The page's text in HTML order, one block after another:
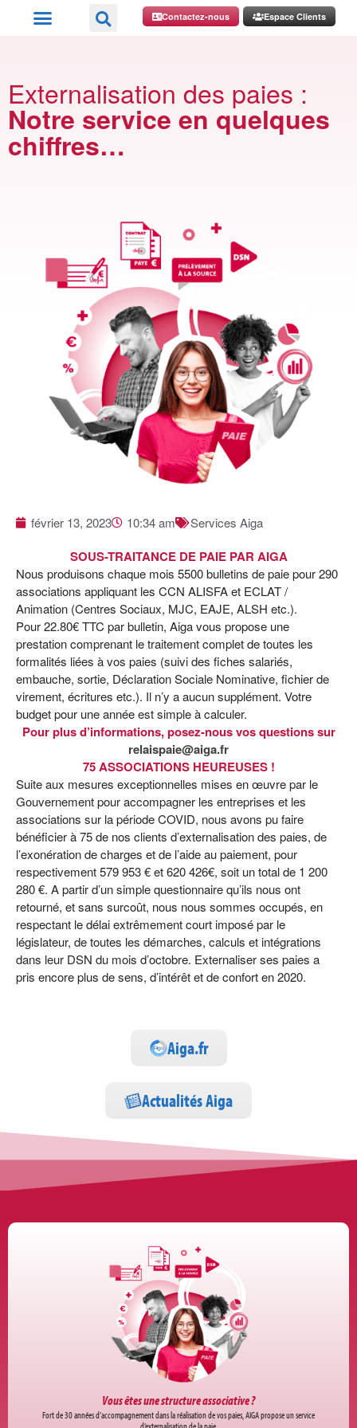
Contactez-nous Espace Clients
Externalisation des paies :
Notre service en quelques
chiffres…
février 13, 2023 10:34 am Services Aiga
SOUS-TRAITANCE DE PAIE PAR AIGA
Nous produisons chaque mois 5500 bulletins de paie pour 290
associations appliquant les CCN ALISFA et ECLAT /
Animation (Centres Sociaux, MJC, EAJE, ALSH etc.).
Pour 22.80€ TTC par bulletin, Aiga vous propose une
prestation comprenant le traitement complet de toutes les
formalités liées à vos paies (suivi des fiches salariés,
embauche, sortie, Déclaration Sociale Nominative, fichier de
virement, écritures etc.). Il n’y a aucun supplément. Votre
budget pour une année est simple à calculer.
Pour plus d’informations, posez-nous vos questions sur
relaispaie@aiga.fr
75 ASSOCIATIONS HEUREUSES !
Suite aux mesures exceptionnelles mises en œuvre par le
Gouvernement pour accompagner les entreprises et les
associations sur la période COVID, nous avons pu faire
bénéficier à 75 de nos clients d’externalisation des paies, de
l’exonération de charges et de l’aide au paiement, pour
respectivement 579 953 € et 620 426€, soit un total de 1 200
280 €. A partir d’un simple questionnaire qu’ils nous ont
retourné, et sans surcoût, nous nous sommes occupés, en
respectant le délai extrêmement court imposé par le
législateur, de toutes les démarches, calculs et intégrations
dans leur DSN du mois d’octobre. Externaliser ses paies a
pris encore plus de sens, d’intérêt et de confort en 2020.
Aiga.fr
Actualités Aiga
Vous êtes une structure associative ?
Fort de 30 années d’accompagnement dans la réalisation de vos paies, AIGA propose un service